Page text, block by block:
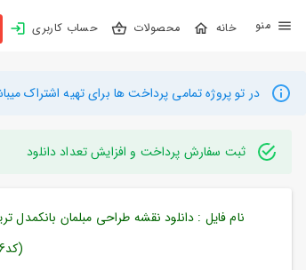
محصولات حساب کاربری خرید اشتراک
بستن
محصولات
اشتراک
در تو پروژه تمامی پرداخت ها برای تهیه اشتراک میباشد با
ثبت سفارش پرداخت و افزایش تعداد دانلود
نام فایل : دانلود نقشه طراحی مبلمان
(کد130826)